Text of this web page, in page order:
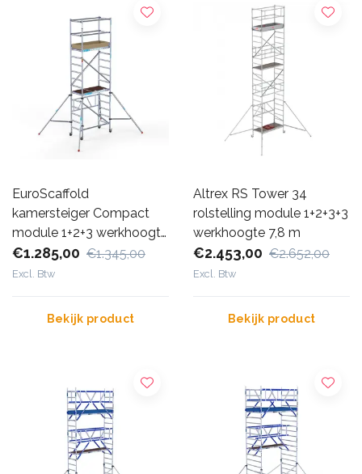
EuroScaffold
kamersteiger Compact
module 1+2+3 werkhoogte
5,5 m
€1.285,00 €1.345,00
Excl. Btw
Bekijk product
Altrex RS Tower 34
rolstelling module 1+2+3+3
werkhoogte 7,8 m
€2.453,00 €2.652,00
Excl. Btw
Bekijk product